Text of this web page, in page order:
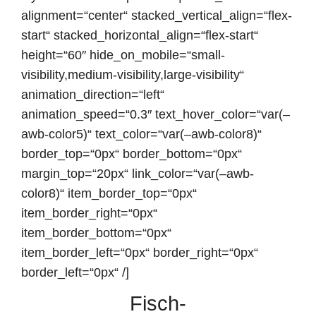
alignment=“center“ stacked_vertical_align=“flex-
start“ stacked_horizontal_align=“flex-start“
height=“60″ hide_on_mobile=“small-
visibility,medium-visibility,large-visibility“
animation_direction=“left“
animation_speed=“0.3″ text_hover_color=“var(–
awb-color5)“ text_color=“var(–awb-color8)“
border_top=“0px“ border_bottom=“0px“
margin_top=“20px“ link_color=“var(–awb-
color8)“ item_border_top=“0px“
item_border_right=“0px“
item_border_bottom=“0px“
item_border_left=“0px“ border_right=“0px“
border_left=“0px“ /]
Fisch-